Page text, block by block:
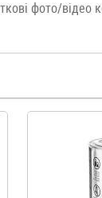
фото/відео